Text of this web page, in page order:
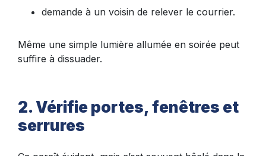
demande à un voisin de relever le courrier.
Même une simple lumière allumée en soirée peut
suffire à dissuader.
2. Vérifie portes, fenêtres et
serrures